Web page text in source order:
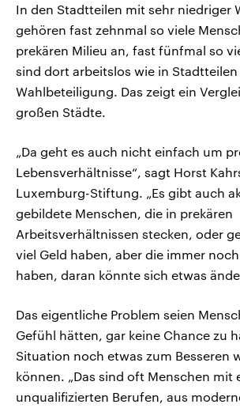
In den Stadtteilen mit sehr niedriger
gehören fast zehnmal so viele
prekären Milieu an, fast fünfmal so
sind dort arbeitslos wie in
Wahlbeteiligung. Das zeigt ein
großen Städte.
„Da geht es auch nicht einfach um
Lebensverhältnisse“, sagt Horst
Luxemburg-Stiftung. „Es gibt auch
gebildete Menschen, die in prekären
Arbeitsverhältnissen stecken, oder
viel Geld haben, aber die immer
haben, daran könnte sich etwas
Das eigentliche Problem seien
Gefühl hätten, gar keine Chance zu
Situation noch etwas zum Besseren
können. „Das sind oft Menschen mit
unqualifizierten Berufen, aus